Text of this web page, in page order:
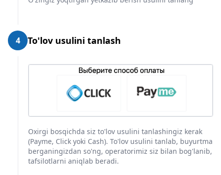
4 To'lov usulini tanlash
Oxirgi bosqichda siz to'lov usulini tanlashingiz kerak
(Payme, Click yoki Cash). To'lov usulini tanlab, buyurtma
berganingizdan so'ng, operatorimiz siz bilan bog'lanib,
tafsilotlarni aniqlab beradi.